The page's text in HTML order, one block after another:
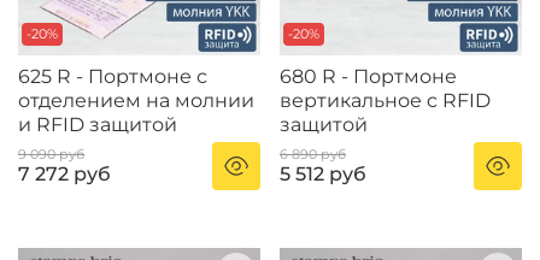
-20%
625 R - Портмоне с
отделением на молнии
и RFID защитой
9 090 руб
7 272 руб
-20%
680 R - Портмоне
вертикальное c RFID
защитой
6 890 руб
5 512 руб